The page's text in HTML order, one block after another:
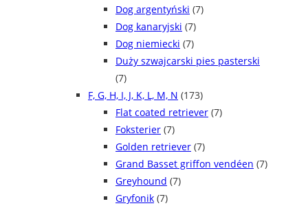
Dog argentyński (7)
Dog kanaryjski (7)
Dog niemiecki (7)
Duży szwajcarski pies pasterski
(7)
F, G, H, I, J, K, L, M, N (173)
Flat coated retriever (7)
Foksterier (7)
Golden retriever (7)
Grand Basset griffon vendéen (7)
Greyhound (7)
Gryfonik (7)